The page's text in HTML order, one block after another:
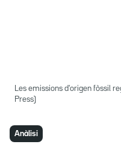
Les emissions d'origen fòssil
Press)
Anàlisi